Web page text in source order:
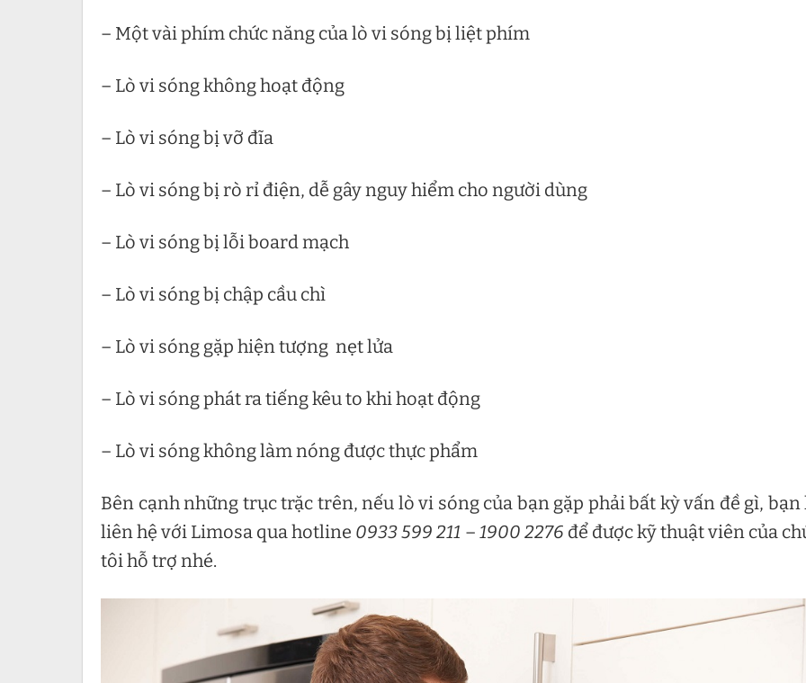
– Một vài phím chức năng của lò vi sóng bị liệt phím
– Lò vi sóng không hoạt động
– Lò vi sóng bị vỡ đĩa
– Lò vi sóng bị rò rỉ điện, dễ gây nguy hiểm cho người dùng
– Lò vi sóng bị lỗi board mạch
– Lò vi sóng bị chập cầu chì
– Lò vi sóng gặp hiện tượng nẹt lửa
– Lò vi sóng phát ra tiếng kêu to khi hoạt động
– Lò vi sóng không làm nóng được thực phẩm
Bên cạnh những trục trặc trên, nếu lò vi sóng của bạn gặp phải bất kỳ vấn đề gì, bạn
liên hệ với Limosa qua hotline 0933 599 211 – 1900 2276 để được kỹ thuật viên của
tôi hỗ trợ nhé.